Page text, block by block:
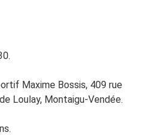
Maxime Bossis, 409 rue
Loulay, Montaigu-Vendée.